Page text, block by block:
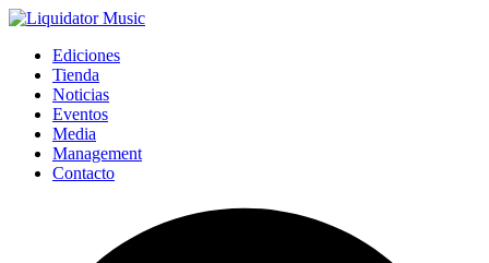
Ediciones
Tienda
Noticias
Eventos
Media
Management
Contacto